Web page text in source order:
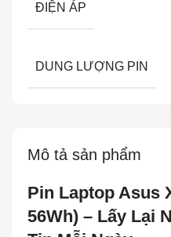
Mô tả sản phẩm
Pin Laptop Asus
56Wh) – Lấy Lại
ĐIỆN ÁP
DUNG LƯỢNG PIN